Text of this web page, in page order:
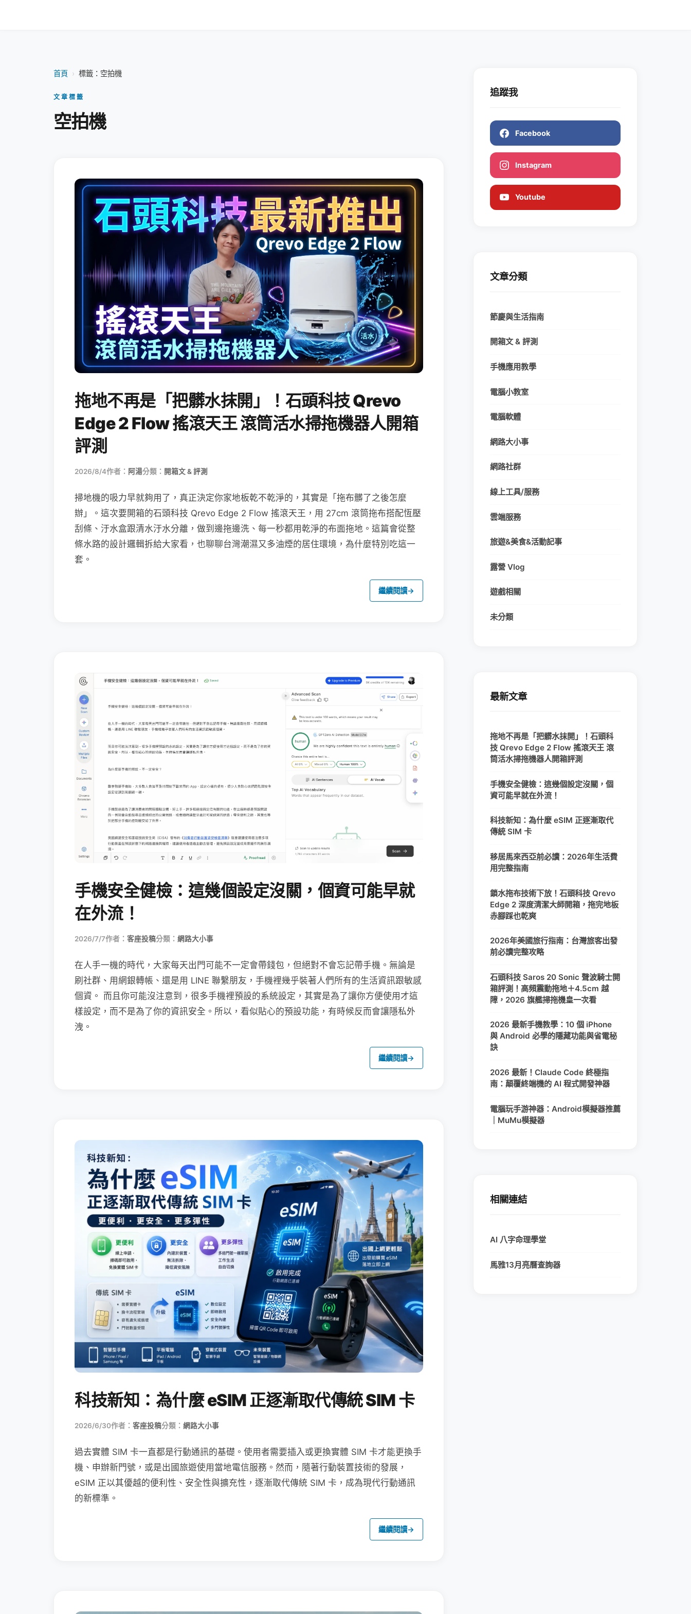
首頁 › 標籤：空拍機
文章標籤
空拍機
拖地不再是「把髒水抹開」！石頭科技 Qrevo
Edge 2 Flow 搖滾天王 滾筒活水掃拖機器人開箱
評測
2026/8/4作者： 阿湯分類： 開箱文 & 評測
掃地機的吸力早就夠用了，真正決定你家地板乾不乾淨的，其實是「拖布髒了之後怎麼
辦」。這次要開箱的石頭科技 Qrevo Edge 2 Flow 搖滾天王，用 27cm 滾筒拖布搭配恆壓
刮條、汙水盒跟清水汙水分離，做到邊拖邊洗、每一秒都用乾淨的布面拖地。這篇會從整
條水路的設計邏輯拆給大家看，也聊聊台灣潮濕又多油煙的居住環境，為什麼特別吃這一
套。
繼續閱讀→
手機安全健檢：這幾個設定沒關，個資可能早就
在外流！
2026/7/7作者： 客座投稿分類： 網路大小事
在人手一機的時代，大家每天出門可能不一定會帶錢包，但絕對不會忘記帶手機。無論是
刷社群、用網銀轉帳、還是用 LINE 聯繫朋友，手機裡幾乎裝著人們所有的生活資訊跟敏感
個資。 而且你可能沒注意到，很多手機裡預設的系統設定，其實是為了讓你方便使用才這
樣設定，而不是為了你的資訊安全。所以，看似貼心的預設功能，有時候反而會讓隱私外
洩。
繼續閱讀→
科技新知：為什麼 eSIM 正逐漸取代傳統 SIM 卡
2026/6/30作者： 客座投稿分類： 網路大小事
過去實體 SIM 卡一直都是行動通訊的基礎。使用者需要插入或更換實體 SIM 卡才能更換手
機、申辦新門號，或是出國旅遊使用當地電信服務。然而，隨著行動裝置技術的發展，
eSIM 正以其優越的便利性、安全性與擴充性，逐漸取代傳統 SIM 卡，成為現代行動通訊
的新標準。
繼續閱讀→
追蹤我
Facebook
Instagram
Youtube
文章分類
節慶與生活指南
開箱文 & 評測
手機應用教學
電腦小教室
電腦軟體
網路大小事
網路社群
線上工具/服務
雲端服務
旅遊&美食&活動記事
露營 Vlog
遊戲相關
未分類
最新文章
拖地不再是「把髒水抹開」！石頭科
技 Qrevo Edge 2 Flow 搖滾天王 滾
筒活水掃拖機器人開箱評測
手機安全健檢：這幾個設定沒關，個
資可能早就在外流！
科技新知：為什麼 eSIM 正逐漸取代
傳統 SIM 卡
移居馬來西亞前必讀：2026年生活費
用完整指南
鎖水拖布技術下放！石頭科技 Qrevo
Edge 2 深度清潔大師開箱，拖完地板
赤腳踩也乾爽
2026年美國旅行指南：台灣旅客出發
前必讀完整攻略
石頭科技 Saros 20 Sonic 聲波騎士開
箱評測！高頻震動拖地＋4.5cm 越
障，2026 旗艦掃拖機皇一次看
2026 最新手機教學：10 個 iPhone
與 Android 必學的隱藏功能與省電秘
訣
2026 最新！Claude Code 終極指
南：顛覆終端機的 AI 程式開發神器
電腦玩手游神器：Android模擬器推薦
｜MuMu模擬器
相關連結
AI 八字命理學堂
馬雅13月亮曆查詢器